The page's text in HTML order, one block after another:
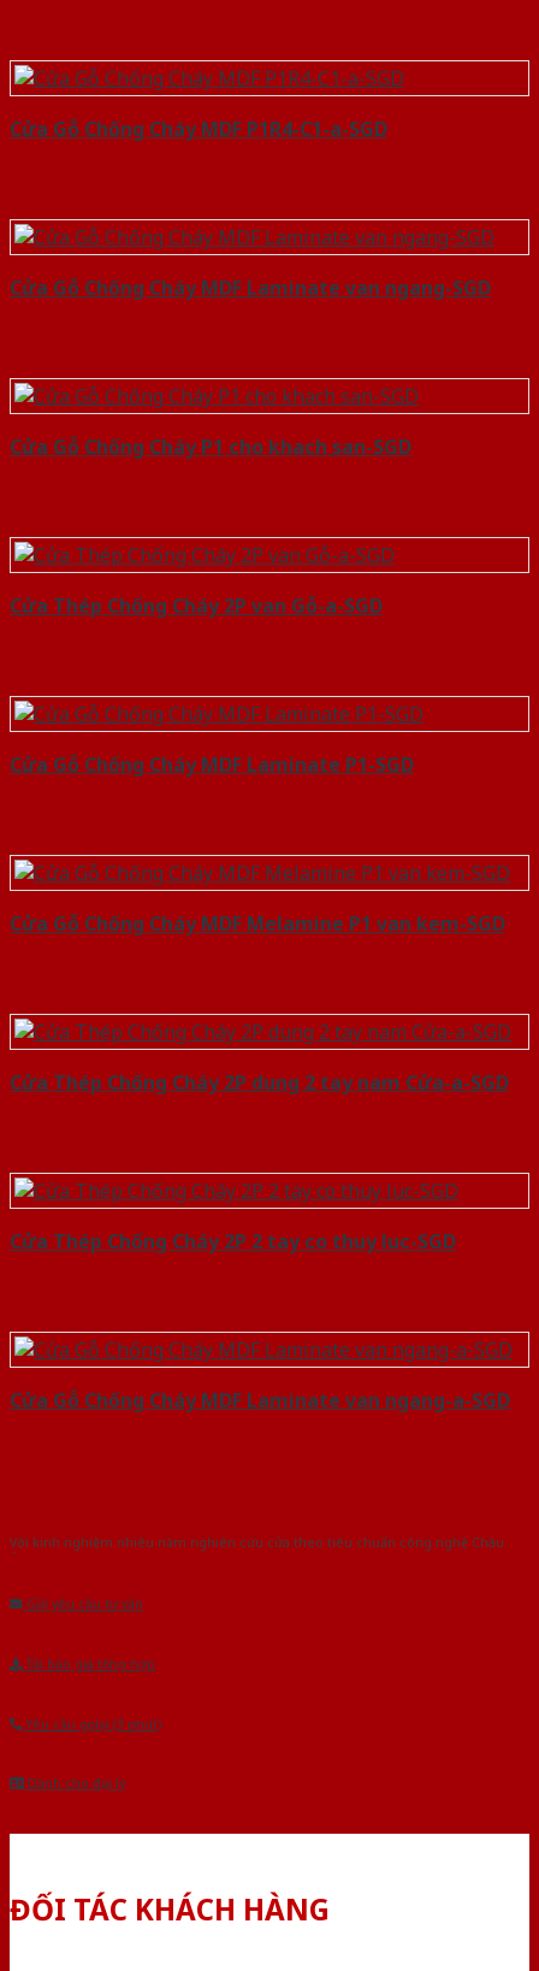
Cửa Gỗ Chống Cháy MDF P1R4-C1-a-SGD
Cửa Gỗ Chống Cháy MDF Laminate van ngang-SGD
Cửa Gỗ Chống Cháy P1 cho khach san-SGD
Cửa Thép Chống Cháy 2P van Gỗ-a-SGD
Cửa Gỗ Chống Cháy MDF Laminate P1-SGD
Cửa Gỗ Chống Cháy MDF Melamine P1 van kem-SGD
Cửa Thép Chống Cháy 2P dung 2 tay nam Cửa-a-SGD
Cửa Thép Chống Cháy 2P 2 tay co thuy luc-SGD
Cửa Gỗ Chống Cháy MDF Laminate van ngang-a-SGD
Với kinh nghiệm nhiêu năm nghiên cứu cửa theo tiêu chuẩn công nghệ Châu
Gửi yêu cầu tư vấn
Tải báo giá tổng hợp
Yêu cầu gọi lại (3 phút)
Dành cho đại lý
ĐỐI TÁC KHÁCH HÀNG